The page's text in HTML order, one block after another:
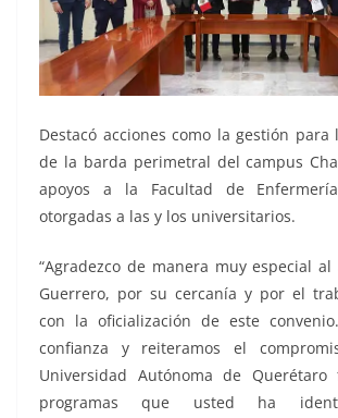
Destacó acciones como la gestión para
de la barda perimetral del campus
apoyos a la Facultad de
otorgadas a las y los universitarios.
“Agradezco de manera muy especial al
Guerrero, por su cercanía y por el
con la oficialización de este
confianza y reiteramos el
Universidad Autónoma de Querétaro
programas que usted ha